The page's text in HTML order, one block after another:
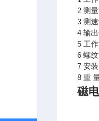
2 测
3 测
4 输
5 工
6 螺
7 安
8 重
磁